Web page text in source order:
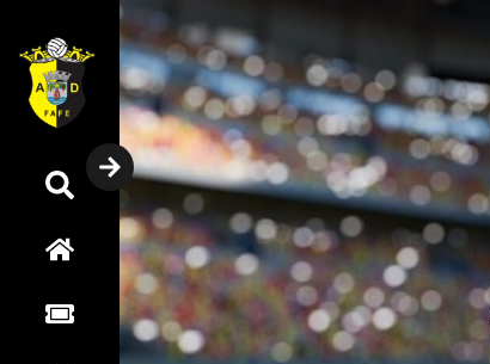
Pesquisar
Home
Bilheteira